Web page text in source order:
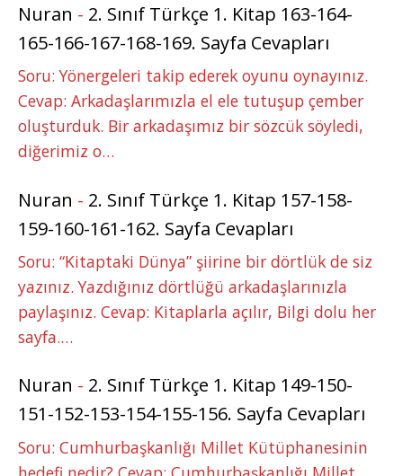
Nuran - 2. Sınıf Türkçe 1. Kitap 163-164-
165-166-167-168-169. Sayfa Cevapları
Soru: Yönergeleri takip ederek oyunu oynayınız.
Cevap: Arkadaşlarımızla el ele tutuşup çember
oluşturduk. Bir arkadaşımız bir sözcük söyledi,
diğerimiz o…
Nuran - 2. Sınıf Türkçe 1. Kitap 157-158-
159-160-161-162. Sayfa Cevapları
Soru: “Kitaptaki Dünya” şiirine bir dörtlük de siz
yazınız. Yazdığınız dörtlüğü arkadaşlarınızla
paylaşınız. Cevap: Kitaplarla açılır, Bilgi dolu her
sayfa.…
Nuran - 2. Sınıf Türkçe 1. Kitap 149-150-
151-152-153-154-155-156. Sayfa Cevapları
Soru: Cumhurbaşkanlığı Millet Kütüphanesinin